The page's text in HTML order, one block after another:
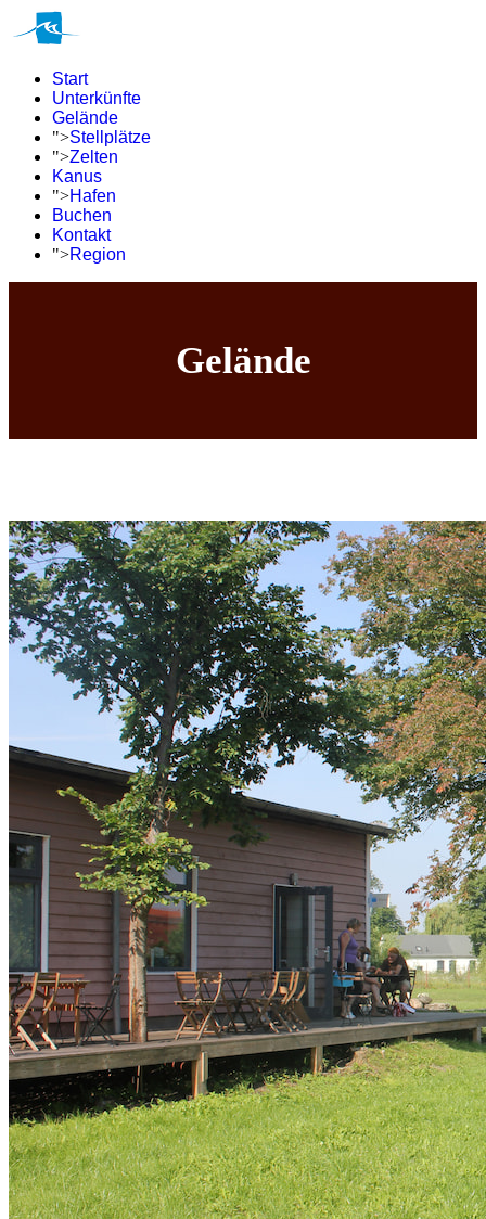
Start
Unterkünfte
Gelände
">Stellplätze
">Zelten
Kanus
">Hafen
Buchen
Kontakt
">Region
Gelände